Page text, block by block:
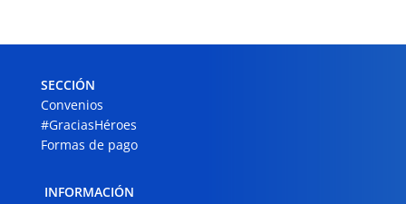
SECCIÓN
Convenios
#GraciasHéroes
Formas de pago
INFORMACIÓN